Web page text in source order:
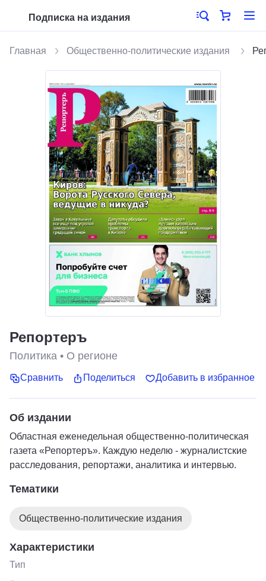
Подписка на издания
Главная Общественно-политические издания
Репортеръ
Политика • О регионе
Сравнить Поделиться Добавить в избранное
Об издании
Областная еженедельная общественно-политическая
газета «Репортеръ». Каждую неделю - журналистские
расследования, репортажи, аналитика и интервью.
Тематики
Общественно-политические издания
Характеристики
Тип